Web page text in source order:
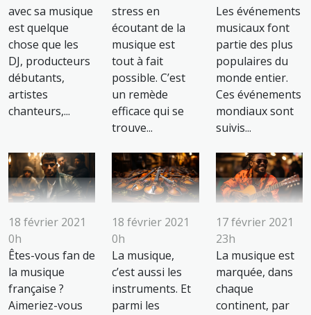
avec sa musique
est quelque
chose que les
DJ, producteurs
débutants,
artistes
chanteurs,...
stress en
écoutant de la
musique est
tout à fait
possible. C’est
un remède
efficace qui se
trouve...
Les événements
musicaux font
partie des plus
populaires du
monde entier.
Ces événements
mondiaux sont
suivis...
18 février 2021
0h
Êtes-vous fan de
la musique
française ?
Aimeriez-vous
18 février 2021
0h
La musique,
c’est aussi les
instruments. Et
parmi les
17 février 2021
23h
La musique est
marquée, dans
chaque
continent, par